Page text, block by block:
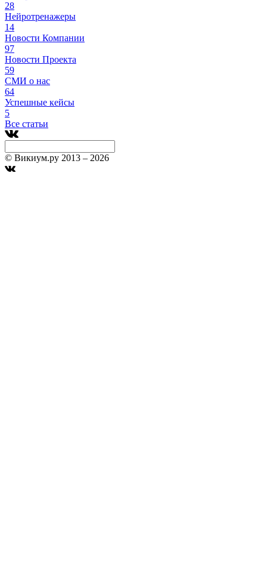
28
Нейротренажеры
14
Новости Компании
97
Новости Проекта
59
СМИ о нас
64
Успешные кейсы
5
Все статьи
© Викиум.ру 2013 – 2026